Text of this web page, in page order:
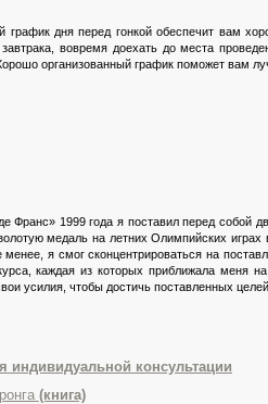
график дня перед гонкой обеспечит вам
вовремя доехать до места
организованный график поможет вам
1999 года я поставил перед собой
медаль на летних Олимпийских
я смог сконцентрироваться на
каждая из которых приближала меня
усилия, чтобы достичь поставленных целей.
индивидуальной консультации
(книга)